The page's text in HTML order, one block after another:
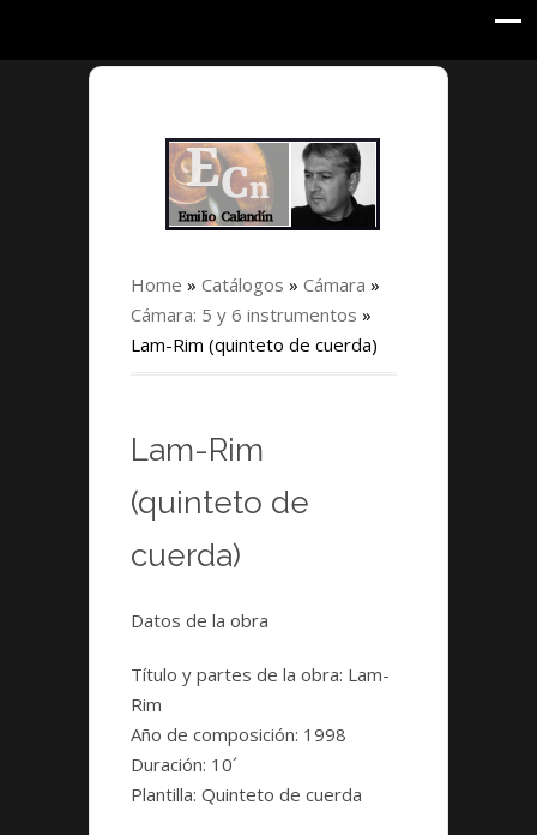
Home » Catálogos » Cámara »
Cámara: 5 y 6 instrumentos »
Lam-Rim (quinteto de cuerda)
Lam-Rim
(quinteto de
cuerda)
Datos de la obra
Título y partes de la obra: Lam-
Rim
Año de composición: 1998
Duración: 10´
Plantilla: Quinteto de cuerda